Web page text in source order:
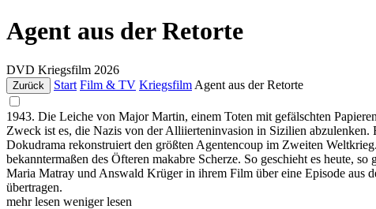
Agent aus der Retorte
DVD Kriegsfilm 2026
Zurück Start Film & TV Kriegsfilm Agent aus der Retorte
1943. Die Leiche von Major Martin, einem Toten mit gefälschten
Zweck ist es, die Nazis von der Alliierteninvasion in Sizilien
Dokudrama rekonstruiert den größten Agentencoup im Zweiten
bekanntermaßen des Öfteren makabre Scherze. So geschieht es heute,
Maria Matray und Answald Krüger in ihrem Film über eine Episode aus
übertragen.
mehr lesen weniger lesen